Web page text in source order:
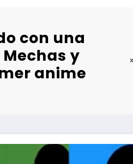
con una
y
anime